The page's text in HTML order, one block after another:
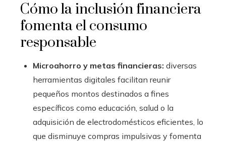
Cómo la inclusión financiera
fomenta el consumo
responsable
Microahorro y metas financieras: diversas
herramientas digitales facilitan reunir
pequeños montos destinados a fines
específicos como educación, salud o la
adquisición de electrodomésticos eficientes, lo
que disminuye compras impulsivas y fomenta